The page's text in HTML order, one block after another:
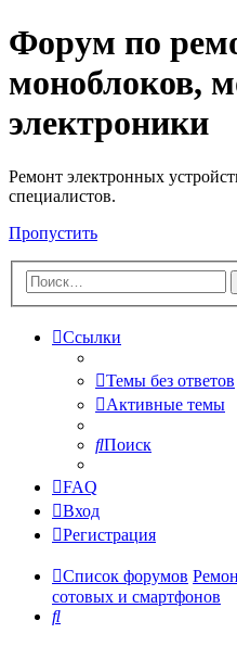
Регистрация
Форум по
моноблоков,
электроники
Ремонт электронных
специалистов.
Пропустить
Ссылки
Темы без ответов
Активные темы
Поиск
FAQ
Вход
Регистрация
Список форумов
сотовых и смартфонов
Поиск